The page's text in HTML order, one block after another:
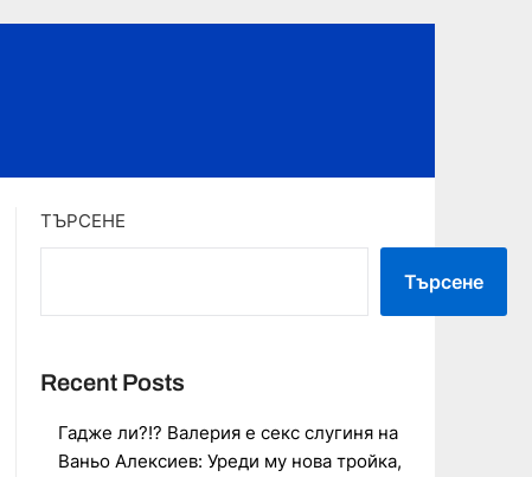
ТЪРСЕНЕ
Търсене
Recent Posts
Гадже ли?!? Валерия е секс слугиня на
Ваньо Алексиев: Уреди му нова тройка,